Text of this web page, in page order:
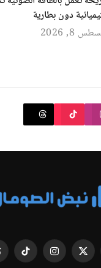
دون بطارية
8, 2026
X
الانستغرامتيكتوك